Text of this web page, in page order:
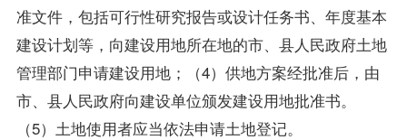
准文件，包括可行性研究报告或设计任务书、年度基本
建设计划等，向建设用地所在地的市、县人民政府土地
管理部门申请建设用地；（4）供地方案经批准后，由
市、县人民政府向建设单位颁发建设用地批准书。
（5）土地使用者应当依法申请土地登记。